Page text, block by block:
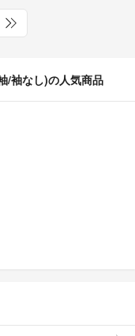
/袖なし)の人気商品